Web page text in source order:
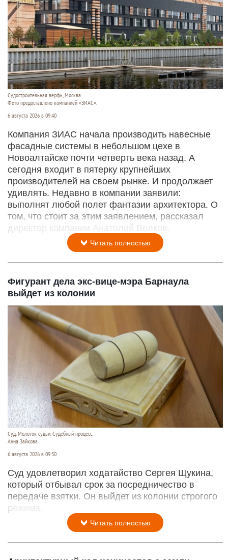
Судостроитель­ная верфь, Москва.
Фото предоставлено компанией «ЗИАС».
6 августа 2026 в 09:40
Компания ЗИАС начала производить навесные
фасадные системы в небольшом цехе в
Новоалтайске почти четверть века назад. А
сегодня входит в пятерку крупнейших
производителей на своем рынке. И продолжает
удивлять. Недавно в компании заявили:
выполнят любой полет фантазии архитектора. О
том, что стоит за этим заявлением, рассказал
директор компании Анатолий Волков.
Читать полностью
Фигурант дела экс-вице-мэра Барнаула
выйдет из колонии
Суд. Молоток судьи. Судебный процесс.
Анна Зайкова
6 августа 2026 в 09:30
Суд удовлетворил ходатайство Сергея Щукина,
который отбывал срок за посредничество в
передаче взятки. Он выйдет из колонии строгого
режима.
Читать полностью